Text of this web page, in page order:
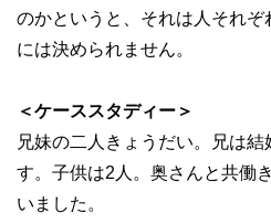
のかというと、それは人それ
には決められません。
＜ケーススタディー＞
兄妹の二人きょうだい。兄は
す。子供は2人。奥さんと共働
いました。